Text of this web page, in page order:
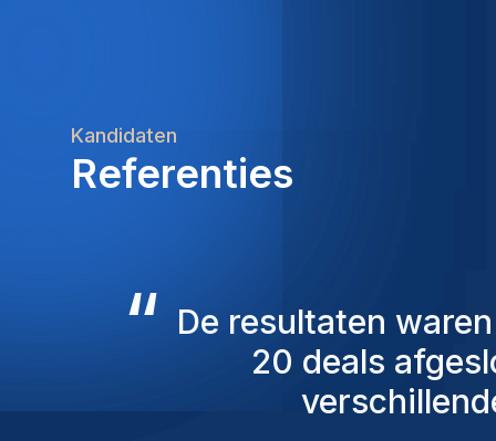
Kandidaten
Referenties
“ De consultants
overweging
mensen die